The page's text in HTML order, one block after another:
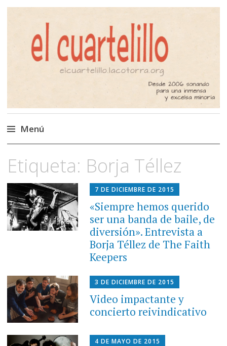
El Cuartelillo
Programa de radio de música
independiente. Podcast
Menú
al
contenido
Etiqueta: Borja Téllez
7 DE DICIEMBRE DE 2015
«Siempre hemos querido
ser una banda de baile, de
diversión». Entrevista a
Borja Téllez de The Faith
Keepers
3 DE DICIEMBRE DE 2015
Video impactante y
concierto reivindicativo
4 DE MAYO DE 2015